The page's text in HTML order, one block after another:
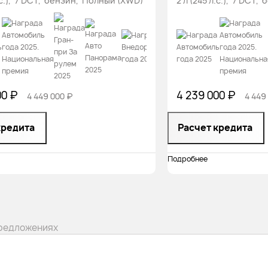
₽ 4 449 000 ₽ 4 239 000 ₽ 4
Расчет кредита
Подробнее